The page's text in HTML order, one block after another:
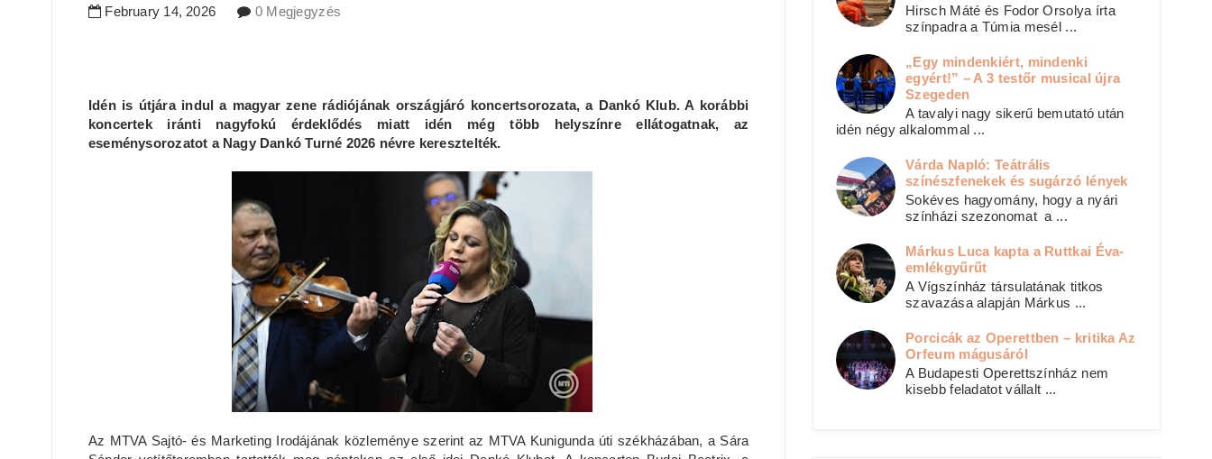
February 14, 2026 0 Megjegyzés
Idén is útjára indul a magyar zene rádiójának országjáró koncertsorozata, a Dankó Klub. A korábbi
koncertek iránti nagyfokú érdeklődés miatt idén még több helyszínre ellátogatnak, az
eseménysorozatot a Nagy Dankó Turné 2026 névre keresztelték.
Az MTVA Sajtó- és Marketing Irodájának közleménye szerint az MTVA Kunigunda úti székházában, a Sára
Hirsch Máté és Fodor Orsolya írta
színpadra a Túmia mesél ...
„Egy mindenkiért, mindenki
egyért!” – A 3 testőr musical újra
Szegeden
A tavalyi nagy sikerű bemutató után
idén négy alkalommal ...
Várda Napló: Teátrális
színészfenekek és sugárzó lények
Sokéves hagyomány, hogy a nyári
színházi szezonomat a ...
Márkus Luca kapta a Ruttkai Éva-
emlékgyűrűt
A Vígszínház társulatának titkos
szavazása alapján Márkus ...
Porcicák az Operettben – kritika Az
Orfeum mágusáról
A Budapesti Operettszínház nem
kisebb feladatot vállalt ...